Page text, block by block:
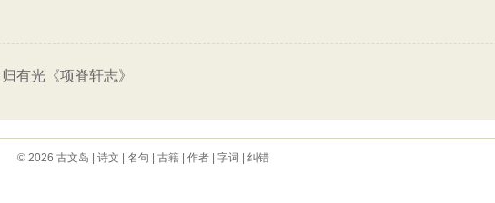
归有光《项脊轩志》
© 2026 古文岛 诗文 名句 古籍| 作者| 字词 纠错